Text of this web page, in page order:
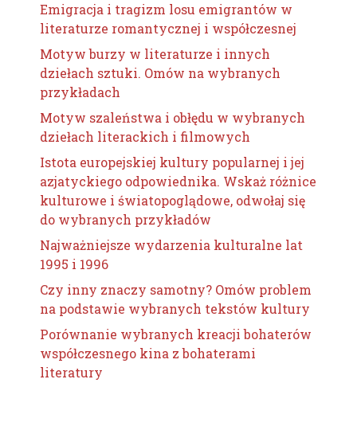
Emigracja i tragizm losu emigrantów w
literaturze romantycznej i współczesnej
Motyw burzy w literaturze i innych
dziełach sztuki. Omów na wybranych
przykładach
Motyw szaleństwa i obłędu w wybranych
dziełach literackich i filmowych
Istota europejskiej kultury popularnej i jej
azjatyckiego odpowiednika. Wskaż różnice
kulturowe i światopoglądowe, odwołaj się
do wybranych przykładów
Najważniejsze wydarzenia kulturalne lat
1995 i 1996
Czy inny znaczy samotny? Omów problem
na podstawie wybranych tekstów kultury
Porównanie wybranych kreacji bohaterów
współczesnego kina z bohaterami
literatury